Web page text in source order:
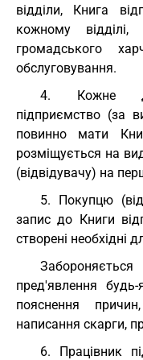
відділи, Книга
кожному
громадського
обслуговування.
4. Кожне
підприємство (за
повинно мати
розміщується на
(відвідувачу) на
5. Покупцю
запис до Книги
створені необхідні
пред'явлення
пояснення
написання скарги,
6. Працівник